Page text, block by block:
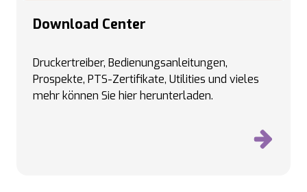
Download Center
Druckertreiber, Bedienungsanleitungen,
Prospekte, PTS-Zertifikate, Utilities und vieles
mehr können Sie hier herunterladen.